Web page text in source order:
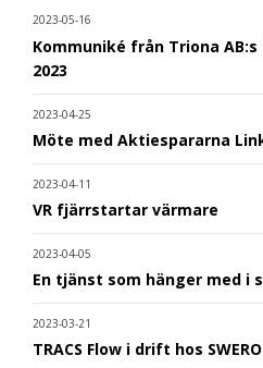
2023-05-16
Kommuniké från Triona
2023
2023-04-25
Möte med Aktiespararna
2023-04-11
VR fjärrstartar värmare
2023-04-05
En tjänst som hänger med i
2023-03-21
TRACS Flow i drift hos